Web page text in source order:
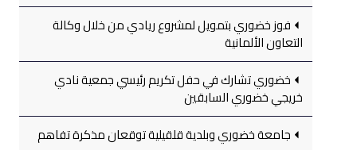
فوز خضوري بتمويل لمشروع ريادي من خلال وكالة
التعاون الألمانية
خضوري تشارك في حفل تكريم رئيسي جمعية نادي
خريجي خضوري السابقين
جامعة خضوري وبلدية قلقيلية توقعان مذكرة تفاهم